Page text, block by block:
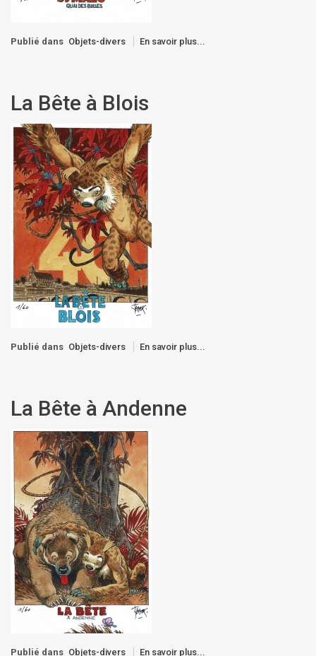
Publié dans Objets-divers En savoir plus...
La Bête à Blois
Publié dans Objets-divers En savoir plus...
La Bête à Andenne
Publié dans Objets-divers En savoir plus...